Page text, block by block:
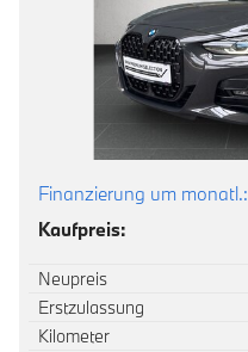
Finanzierung um monatl.:
Kaufpreis:
Neupreis
Erstzulassung
Kilometer